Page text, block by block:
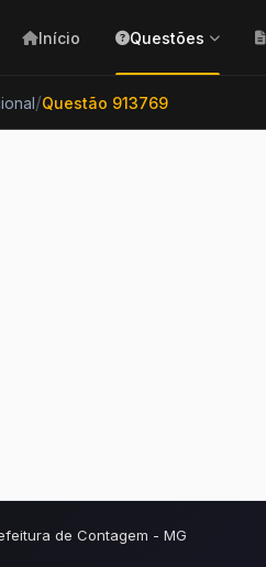
Início Questões
/Questão 913769
de Contagem - MG